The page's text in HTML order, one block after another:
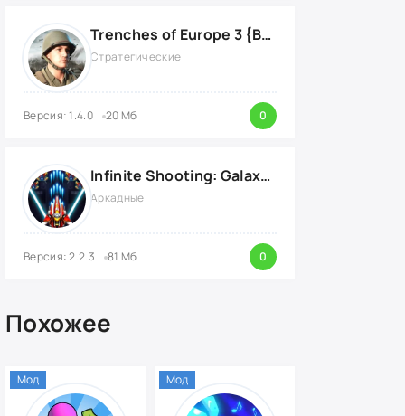
Trenches of Europe 3 {ВЗЛОМ: много денег}
Стратегические
Версия: 1.4.0 20 Мб 0
Infinite Shooting: Galaxy Attack {ВЗЛОМ: Бесплатные Покупки}
Аркадные
Версия: 2.2.3 81 Мб 0
Похожее
Мод Мод